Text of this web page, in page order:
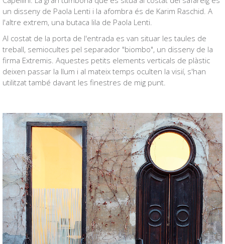
un disseny de Paola Lenti i la afombra és de Karim Raschid. A
l'altre extrem, una butaca lila de Paola Lenti.
Al costat de la porta de l'entrada es van situar les taules de
treball, semiocultes pel separador "biombo", un disseny de la
firma Extremis. Aquestes petits elements verticals de plàstic
deixen passar la llum i al mateix temps oculten la visií, s'han
utilitzat també davant les finestres de mig punt.